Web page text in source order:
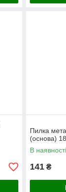
Пилка
(основа)
В наявності
141 ₴